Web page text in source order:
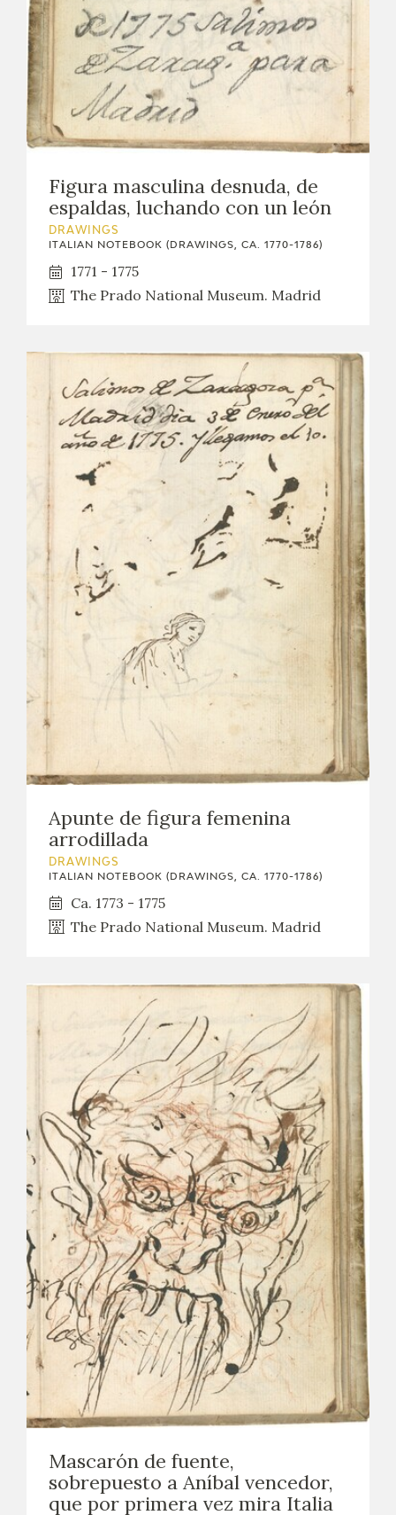
Figura masculina desnuda, de
espaldas, luchando con un león
DRAWINGS
ITALIAN NOTEBOOK (DRAWINGS, CA. 1770-1786)
1771 - 1775
The Prado National Museum. Madrid
Apunte de figura femenina
arrodillada
DRAWINGS
ITALIAN NOTEBOOK (DRAWINGS, CA. 1770-1786)
Ca. 1773 - 1775
The Prado National Museum. Madrid
Mascarón de fuente,
sobrepuesto a Aníbal vencedor,
que por primera vez mira Italia